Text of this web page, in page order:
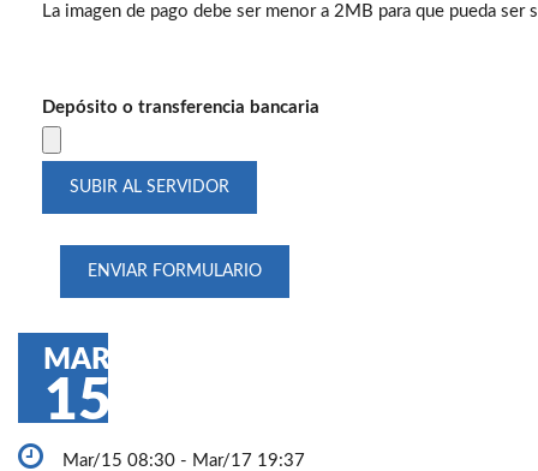
Depósito o transferencia bancaria
La imagen de pago debe ser menor a 2MB para que pueda ser
MAR
15
Mar/15 08:30 - Mar/17 19:37